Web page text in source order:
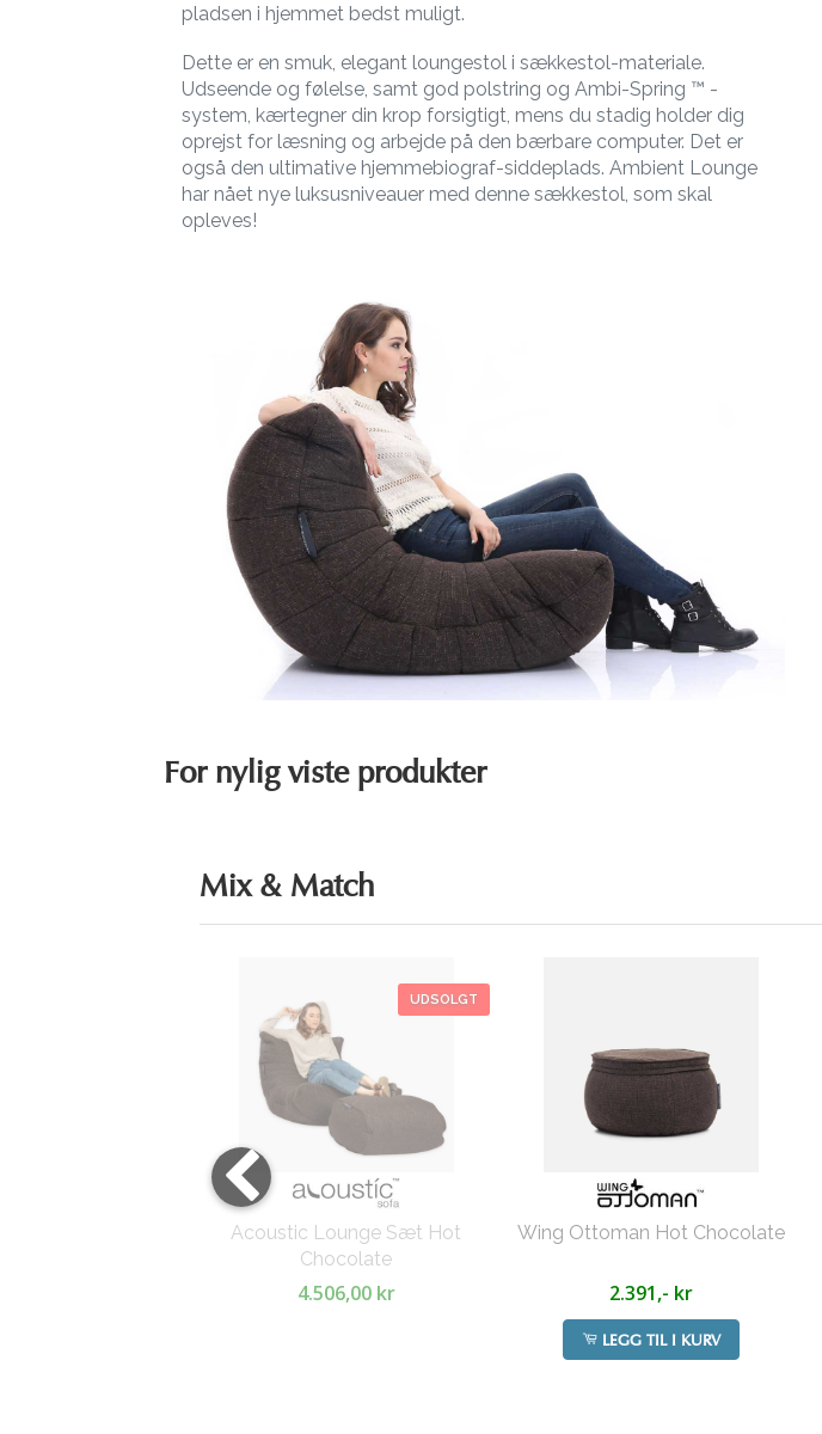
pladsen i hjemmet bedst muligt.
Dette er en smuk, elegant loungestol i sækkestol-materiale.
Udseende og følelse, samt god polstring og Ambi-Spring ™ -
system, kærtegner din krop forsigtigt, mens du stadig holder dig
oprejst for læsning og arbejde på den bærbare computer. Det er
også den ultimative hjemmebiograf-siddeplads. Ambient Lounge
har nået nye luksusniveauer med denne sækkestol, som skal
opleves!
For nylig viste produkter
Mix & Match
Acoustic Lounge Sæt Hot
Chocolate
4.506,00 kr
UDSOLGT
Wing Ottoman Hot Chocolate
2.391,- kr
LEGG TIL I KURV